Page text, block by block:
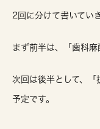
2回に分けて書いてい
まず前半は、「歯科麻
次回は後半として、「
予定です。